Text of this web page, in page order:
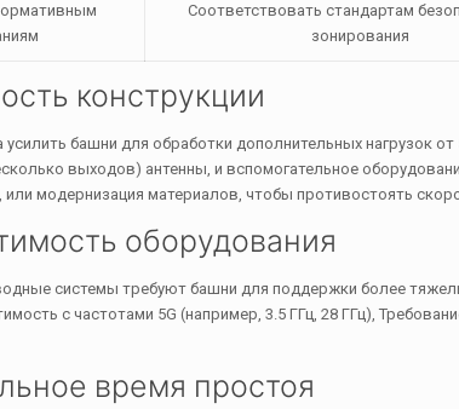
Соответствовать стандартам
зонирования
конструкции
башни для обработки дополнительных нагрузок
выходов) антенны, и вспомогательное
модернизация материалов, чтобы противостоять
оборудования
системы требуют башни для поддержки более
с частотами 5G (например, 3.5 ГГц, 28 ГГц),
время простоя